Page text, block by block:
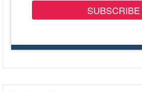
SUBSCRIBE